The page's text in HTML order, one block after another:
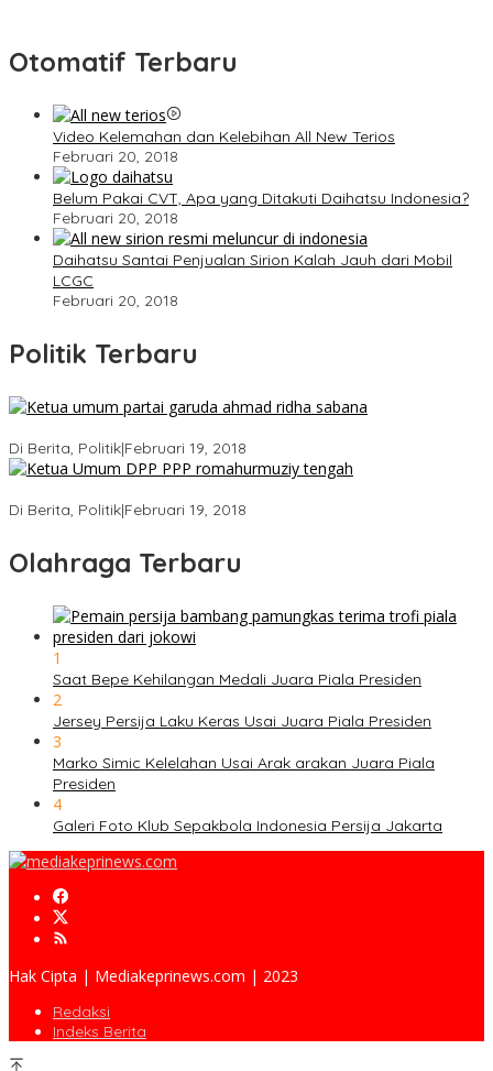
Otomatif Terbaru
Video Kelemahan dan Kelebihan All New Terios
Februari 20, 2018
Belum Pakai CVT, Apa yang Ditakuti Daihatsu Indonesia?
Februari 20, 2018
Daihatsu Santai Penjualan Sirion Kalah Jauh dari Mobil
LCGC
Februari 20, 2018
Politik Terbaru
Di Berita, Politik|Februari 19, 2018
Di Berita, Politik|Februari 19, 2018
Olahraga Terbaru
1
Saat Bepe Kehilangan Medali Juara Piala Presiden
2
Jersey Persija Laku Keras Usai Juara Piala Presiden
3
Marko Simic Kelelahan Usai Arak arakan Juara Piala
Presiden
4
Galeri Foto Klub Sepakbola Indonesia Persija Jakarta
Hak Cipta | Mediakeprinews.com | 2023
Redaksi
Indeks Berita